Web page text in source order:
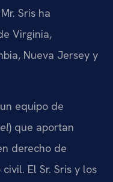
Sris ha
Virginia,
Nueva Jersey y
equipo de
) que aportan
derecho de
El Sr. Sris y los